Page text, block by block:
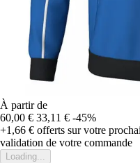
À partir de
60,00 € 33,11 € -45%
+1,66 € offerts sur votre
validation de votre commande
Loading...